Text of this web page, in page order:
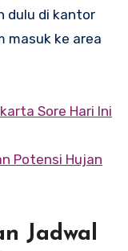
dulu di kantor
masuk ke area
Sore Hari Ini
Potensi Hujan
Jadwal